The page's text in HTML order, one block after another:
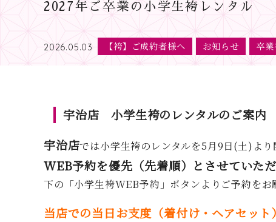
2027年ご卒業の小学生袴レンタル
2026.05.03 【袴】ご成約者様へ お知らせ 卒
宇治店 小学生袴のレンタルのご案内
宇治店では小学生袴のレンタルを5月9日(土)より
WEB予約を優先（先着順）とさせていただ
下の「小学生袴WEB予約」ボタンよりご予約をお
当店での当日お支度（着付け・ヘアセット